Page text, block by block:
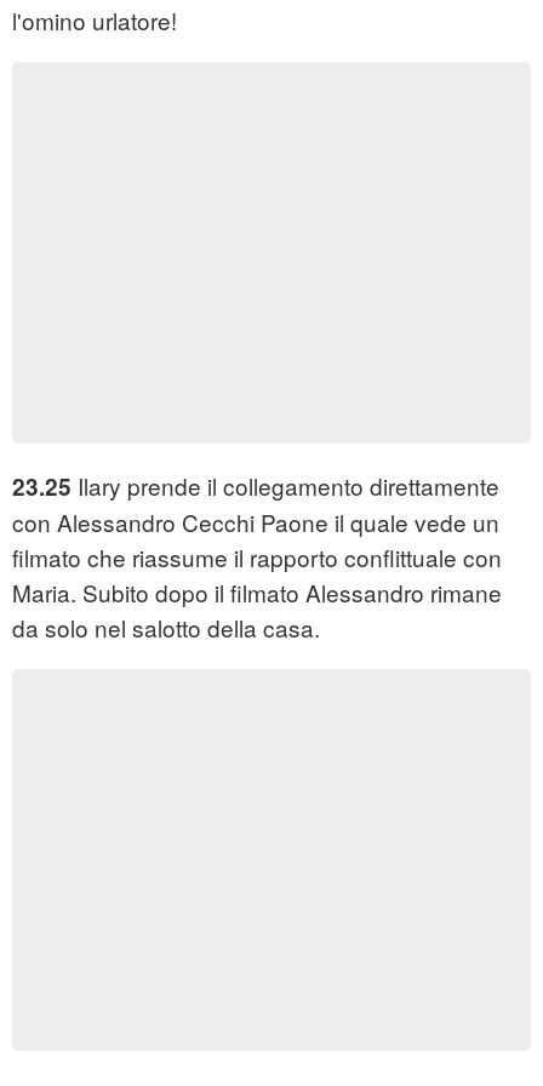
l'omino urlatore!
23.25 Ilary prende il collegamento direttamente
con Alessandro Cecchi Paone il quale vede un
filmato che riassume il rapporto conflittuale con
Maria. Subito dopo il filmato Alessandro rimane
da solo nel salotto della casa.